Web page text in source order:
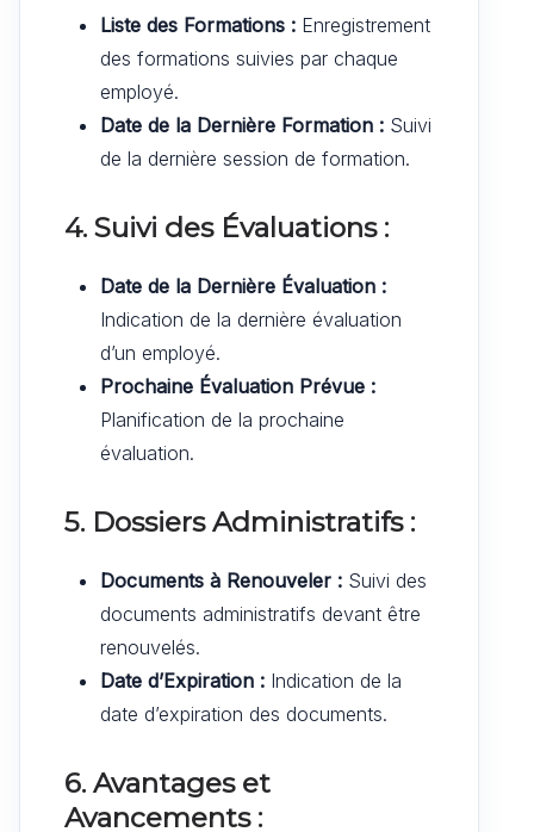
Liste des Formations : Enregistrement
des formations suivies par chaque
employé.
Date de la Dernière Formation : Suivi
de la dernière session de formation.
4. Suivi des Évaluations :
Date de la Dernière Évaluation :
Indication de la dernière évaluation
d’un employé.
Prochaine Évaluation Prévue :
Planification de la prochaine
évaluation.
5. Dossiers Administratifs :
Documents à Renouveler : Suivi des
documents administratifs devant être
renouvelés.
Date d’Expiration : Indication de la
date d’expiration des documents.
6. Avantages et
Avancements :